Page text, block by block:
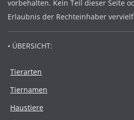
vorbehalten. Kein Teil dieser Seite
Erlaubnis der Rechteinhaber
• ÜBERSICHT:
Tierarten
Tiernamen
Haustiere